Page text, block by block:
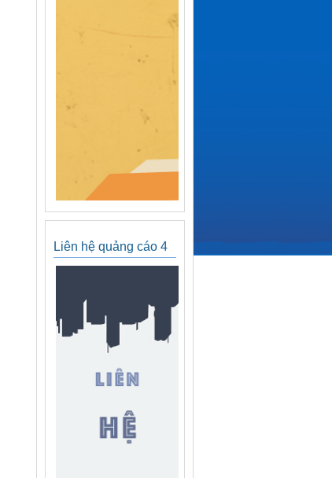
Liên hệ quảng cáo 4